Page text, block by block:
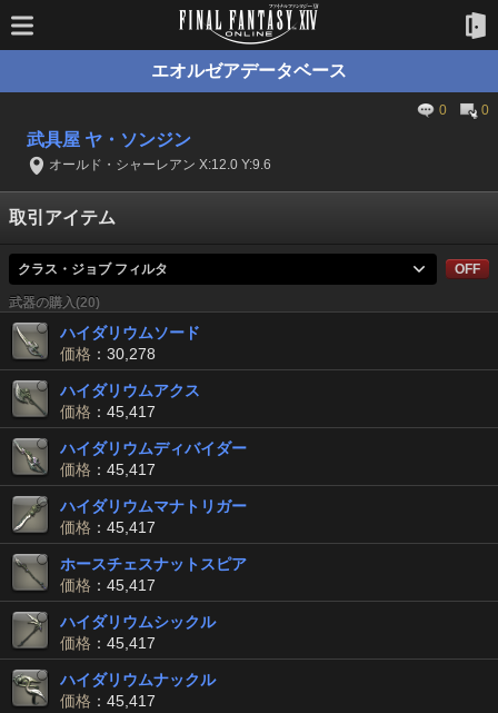
エオルゼアデータベース
0 0
武具屋 ヤ・ソンジン
オールド・シャーレアン X:12.0 Y:9.6
取引アイテム
クラス・ジョブ フィルタ OFF
武器の購入(20)
ハイダリウムソード
価格 ：30,278
ハイダリウムアクス
価格 ：45,417
ハイダリウムディバイダー
価格 ：45,417
ハイダリウムマナトリガー
価格 ：45,417
ホースチェスナットスピア
価格 ：45,417
ハイダリウムシックル
価格 ：45,417
ハイダリウムナックル
価格 ：45,417